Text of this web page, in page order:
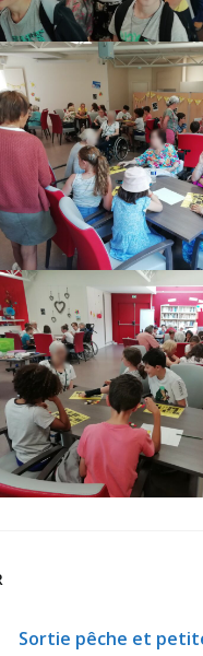
Sortie pêche et